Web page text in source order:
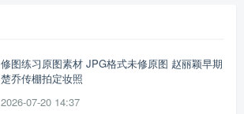
修图练习原图素材 JPG格式未修原图 赵丽颖早期
楚乔传棚拍定妆照
2026-07-20 14:37